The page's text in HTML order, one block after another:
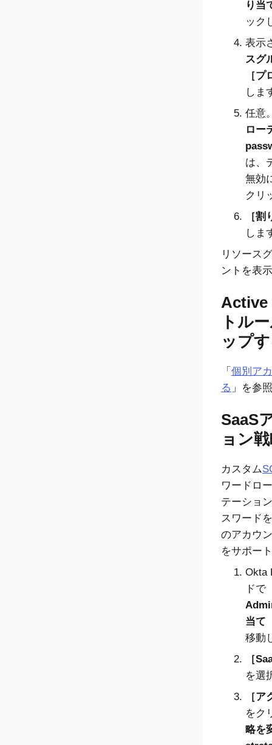
り当
ック
表示
スグ
プ
しま
任意
ロー
は、
無効
クリ
割
しま
リソース
ントを表
Active
トル
ップ
「 個別ア
る 」を参
SaaS
ョン
カスタム
ワードロ
テーショ
スワード
のアカウ
をサポー
Okta
ドで
当て
移動
を選
ア
をク
略を